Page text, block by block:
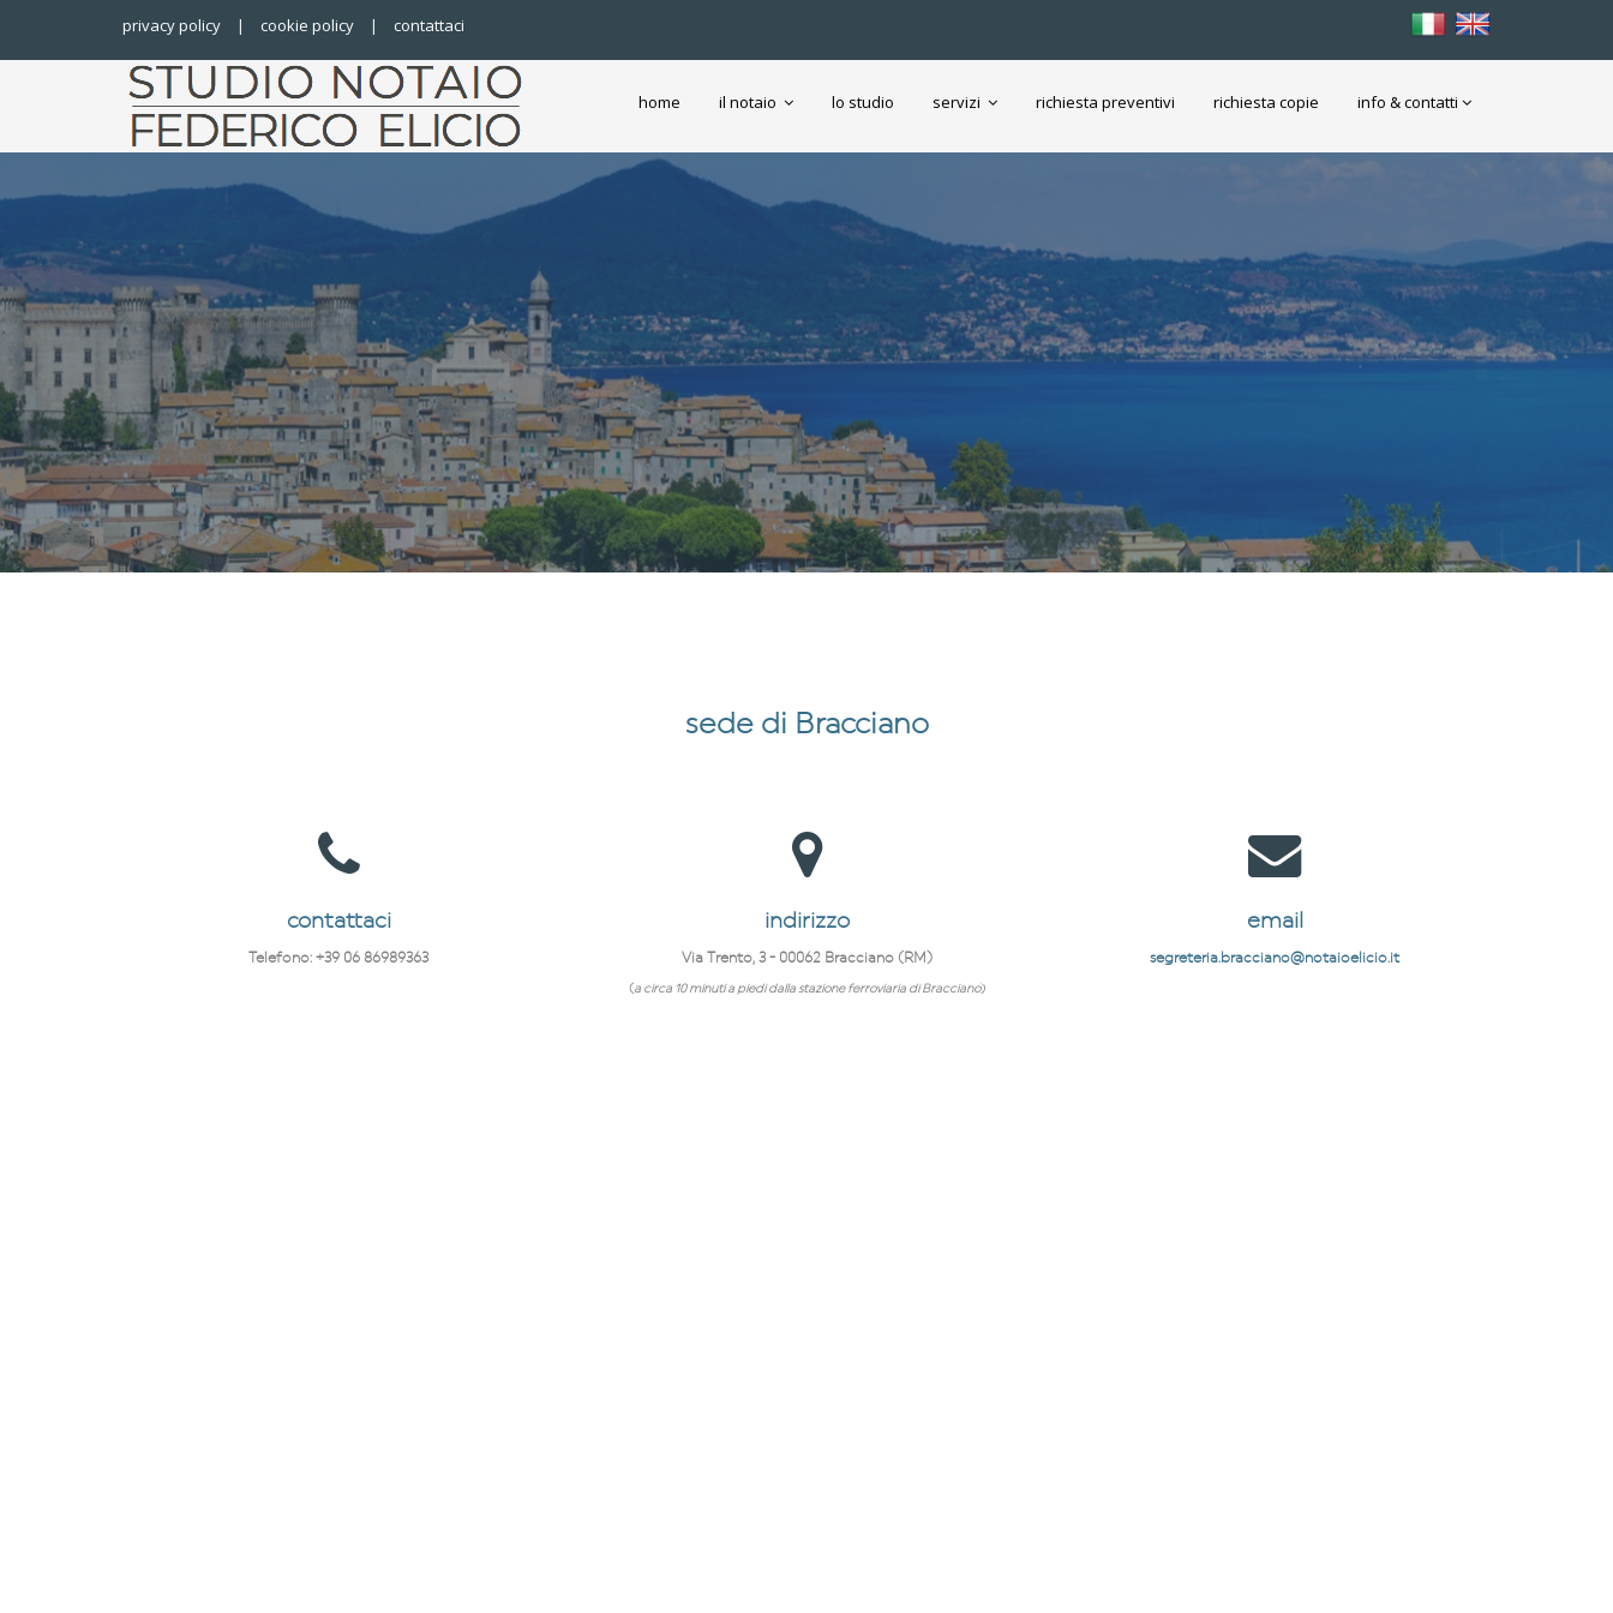
privacy policy | cookie policy | contattaci
home il notaio lo studio servizi richiesta preventivi richiesta copie info & contatti
sede di Bracciano
contattaci
Telefono: +39 06 86989363
indirizzo
Via Trento, 3 - 00062 Bracciano (RM)
( a circa 10 minuti a piedi dalla stazione ferroviaria di Bracciano)
email
segreteria.bracciano@notaioelicio.it